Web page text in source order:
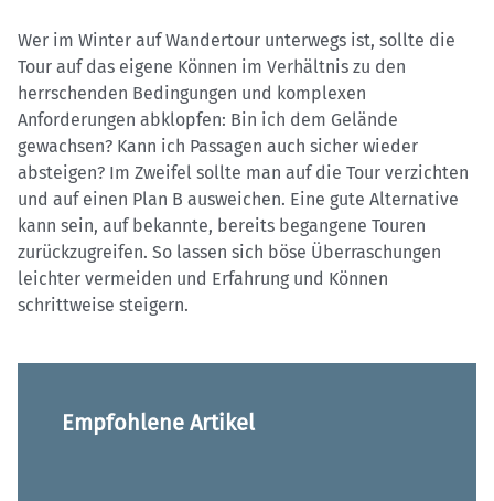
Wer im Winter auf Wandertour unterwegs ist, sollte die
Tour auf das eigene Können im Verhältnis zu den
herrschenden Bedingungen und komplexen
Anforderungen abklopfen: Bin ich dem Gelände
gewachsen? Kann ich Passagen auch sicher wieder
absteigen? Im Zweifel sollte man auf die Tour verzichten
und auf einen Plan B ausweichen. Eine gute Alternative
kann sein, auf bekannte, bereits begangene Touren
zurückzugreifen. So lassen sich böse Überraschungen
leichter vermeiden und Erfahrung und Können
schrittweise steigern.
Empfohlene Artikel